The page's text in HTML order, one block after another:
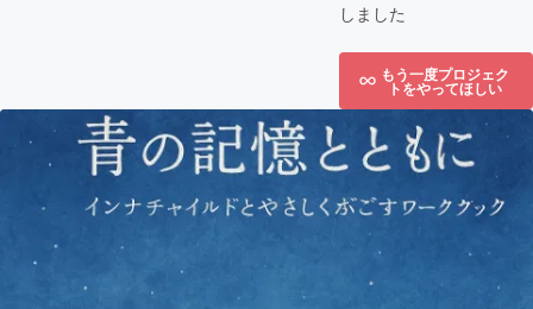
しました
もう一度プロジェク
トをやってほしい